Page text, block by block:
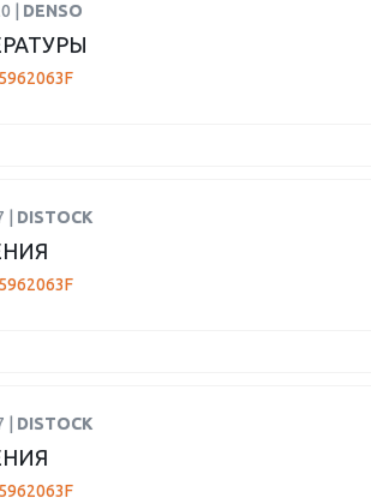
| DENSO
| DISTOCK
| DISTOCK